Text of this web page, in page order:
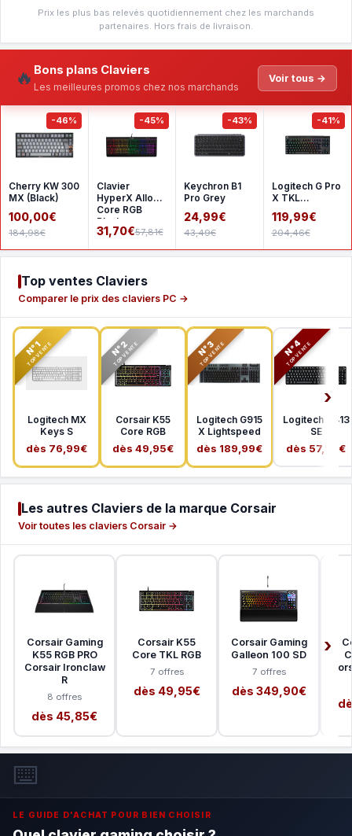
Prix les plus bas relevés quotidiennement chez les marchands
partenaires. Hors frais de livraison.
🔥 Bons plans Claviers
Les meilleures promos chez nos marchands
Voir tous →
-46%
Cherry KW 300
MX (Black)
100,00€
184,98€
-45%
Clavier
HyperX Alloy
Core RGB
Black
31,70€57,81€
-43%
Keychron B1
Pro Grey
24,99€
43,49€
-41%
Logitech G Pro
X TKL
Lightspeed -
GX Brown -
Black
119,99€
204,46€
Top ventes Claviers
Comparer le prix des claviers PC →
N°1
TOP VENTE
Logitech MX
Keys S
dès 76,99€
N°2
TOP VENTE
Corsair K55
Core RGB
dès 49,95€
N°3
TOP VENTE
Logitech G915
X Lightspeed
dès 189,99€
N°4
TOP VENTE
Logitech G413
SE
dès 57,99€
Les autres Claviers de la marque Corsair
Voir toutes les claviers Corsair →
Corsair Gaming
K55 RGB PRO
Corsair Ironclaw
R
8 offres
dès 45,85€
Corsair K55
Core TKL RGB
7 offres
dès 49,95€
Corsair Gaming
Galleon 100 SD
7 offres
dès 349,90€
⌨️
LE GUIDE D'ACHAT POUR BIEN CHOISIR